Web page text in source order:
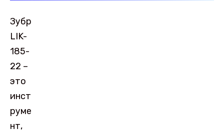
Зубр
LIK-
185-
22 –
это
инст
руме
нт,